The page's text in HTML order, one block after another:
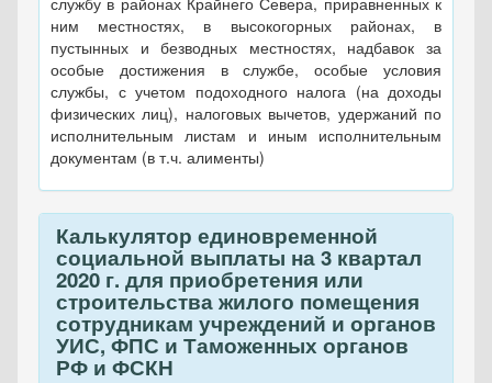
ним местностях, в высокогорных районах, в
пустынных и безводных местностях, надбавок за
особые достижения в службе, особые условия
службы, с учетом подоходного налога (на доходы
физических лиц), налоговых вычетов, удержаний по
исполнительным листам и иным исполнительным
документам (в т.ч. алименты)
Калькулятор единовременной
социальной выплаты на 3 квартал
2020 г. для приобретения или
строительства жилого помещения
сотрудникам учреждений и органов
УИС, ФПС и Таможенных органов
РФ и ФСКН